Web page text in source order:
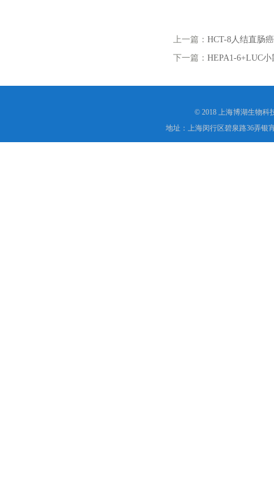
上一篇： HCT-8人结直肠
下一篇： HEPA1-6+LUC
© 2018 上海博湖生物科
地址：上海闵行区碧泉路36弄银